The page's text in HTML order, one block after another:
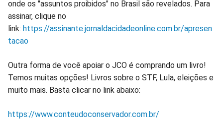
onde os "assuntos proibidos" no Brasil são revelados. Para
assinar, clique no
link: https://assinante.jornaldacidadeonline.com.br/apresen
tacao
Outra forma de você apoiar o JCO é comprando um livro!
Temos muitas opções! Livros sobre o STF, Lula, eleições e
muito mais. Basta clicar no link abaixo:
https://www.conteudoconservador.com.br/